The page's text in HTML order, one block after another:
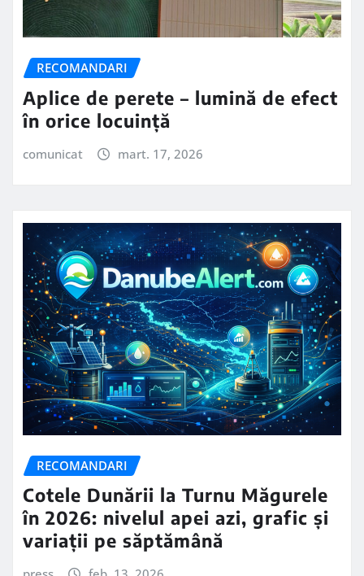
RECOMANDARI
Aplice de perete – lumină de efect
în orice locuință
comunicat mart. 17, 2026
RECOMANDARI
Cotele Dunării la Turnu Măgurele
în 2026: nivelul apei azi, grafic și
variații pe săptămână